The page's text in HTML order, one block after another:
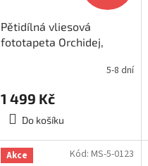
Pětidílná vliesová
fototapeta Orchidej,
5-8 dní
1 499 Kč
Do košíku
Akce
Kód:MS-5-0123